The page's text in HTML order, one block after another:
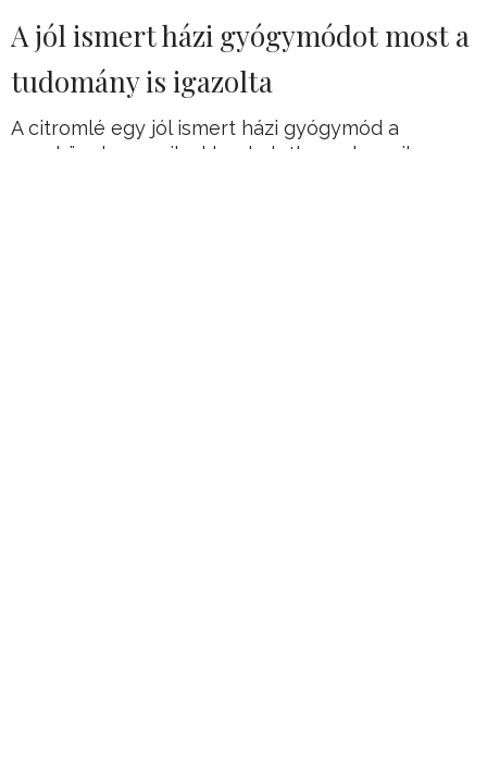
A jól ismert házi gyógymódot most a
tudomány is igazolta
A citromlé egy jól ismert házi gyógymód a
vesekövekre, amik akkor keletkeznek, amikor az